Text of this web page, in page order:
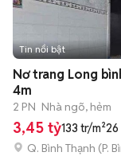
Tin nổi bật
Nơ trang Long
4m
2 PN Nhà ngõ, hẻm
3,45 tỷ133 tr/m²26
Q. Bình Thạnh (P.